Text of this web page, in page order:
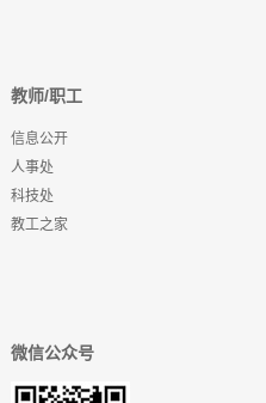
教师/职工
信息公开
人事处
科技处
教工之家
微信公众号